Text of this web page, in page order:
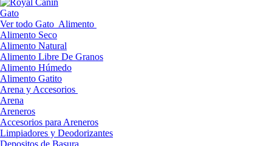
Gato
Ver todo Gato Alimento
Alimento Seco
Alimento Natural
Alimento Libre De Granos
Alimento Húmedo
Alimento Gatito
Arena y Accesorios
Arena
Areneros
Accesorios para Areneros
Limpiadores y Deodorizantes
Depositos de Basura